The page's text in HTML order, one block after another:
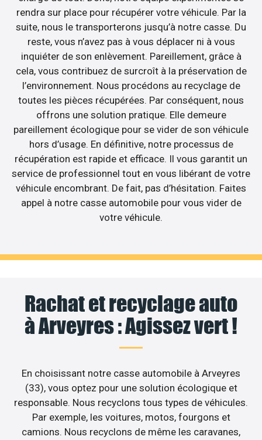
rendra sur place pour récupérer votre véhicule. Par la
suite, nous le transporterons jusqu’à notre casse. Du
reste, vous n’avez pas à vous déplacer ni à vous
inquiéter de son enlèvement. Pareillement, grâce à
cela, vous contribuez de surcroît à la préservation de
l’environnement. Nous procédons au recyclage de
toutes les pièces récupérées. Par conséquent, nous
offrons une solution pratique. Elle demeure
pareillement écologique pour se vider de son véhicule
hors d’usage. En définitive, notre processus de
récupération est rapide et efficace. Il vous garantit un
service de professionnel tout en vous libérant de votre
véhicule encombrant. De fait, pas d’hésitation. Faites
appel à notre casse automobile pour vous vider de
votre véhicule.
Rachat et recyclage auto
à Arveyres : Agissez vert !
En choisissant notre casse automobile à Arveyres
(33), vous optez pour une solution écologique et
responsable. Nous recyclons tous types de véhicules.
Par exemple, les voitures, motos, fourgons et
camions. Nous recyclons de même les caravanes,